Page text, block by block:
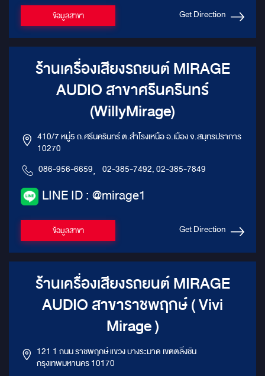
ข้อมูลสาขา Get Direction
ร้านเครื่องเสียงรถยนต์ MIRAGE
AUDIO สาขาศรีนครินทร์
(WillyMirage)
410/7 หมู่5 ถ.ศรีนครินทร์ ต.สำโรงเหนือ อ.เมือง จ.สมุทรปราการ
10270
086-956-6659, 02-385-7492, 02-385-7849
LINE ID : @mirage1
ข้อมูลสาขา Get Direction
ร้านเครื่องเสียงรถยนต์ MIRAGE
AUDIO สาขาราชพฤกษ์ ( Vivi
Mirage )
121 1 ถนน ราชพฤกษ์ แขวง บางระมาด เขตตลิ่งชัน
กรุงเทพมหานคร 10170